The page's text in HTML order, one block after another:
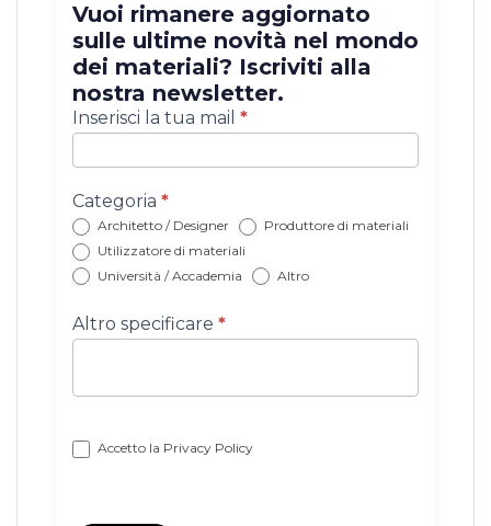
Vuoi rimanere aggiornato
sulle ultime novità nel mondo
dei materiali? Iscriviti alla
nostra newsletter.
Iscrizione
newsletter
con
categoria
Inserisci la tua mail *
Categoria *
Architetto / Designer
Produttore di materiali
Utilizzatore di materiali
Università / Accademia
Altro
Altro specificare *
Accetto la Privacy Policy